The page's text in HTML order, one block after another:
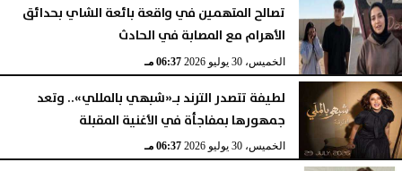
تصالح المتهمين في واقعة بائعة الشاي بحدائق
الأهرام مع المصابة في الحادث
الخميس، 30 يوليو 2026 06:37 مـ
لطيفة تتصدر الترند بـ«شبهي بالمللي».. وتعد
جمهورها بمفاجأة في الأغنية المقبلة
الخميس، 30 يوليو 2026 06:37 مـ